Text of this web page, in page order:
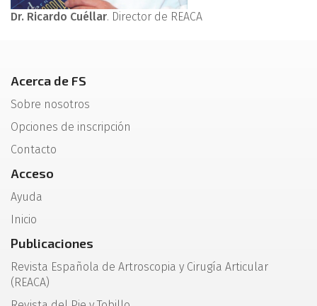
Dr. Ricardo Cuéllar. Director de REACA
Acerca de FS
Sobre nosotros
Opciones de inscripción
Contacto
Acceso
Ayuda
Inicio
Publicaciones
Revista Española de Artroscopia y Cirugía Articular
(REACA)